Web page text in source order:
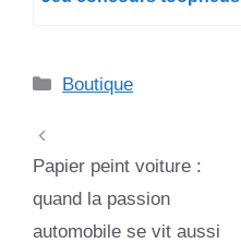
Catégories
Boutique
Papier peint voiture :
quand la passion
automobile se vit aussi